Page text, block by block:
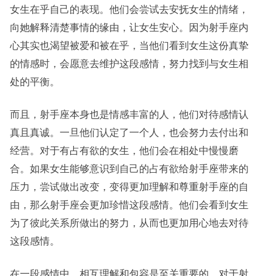
女生在乎自己的表现。他们会尝试去安抚女生的情绪，
向她解释清楚事情的缘由，让女生安心。因为射手座内
心其实也渴望被爱和被在乎，当他们看到女生这份真挚
的情感时，会愿意去维护这段感情，努力找到与女生相
处的平衡。
而且，射手座本身也是情感丰富的人，他们对待感情认
真且真诚。一旦他们认定了一个人，也会努力去付出和
经营。对于有占有欲的女生，他们会在相处中慢慢磨
合。如果女生能够意识到自己的占有欲给射手座带来的
压力，尝试做出改变，变得更加理解和尊重射手座的自
由，那么射手座会更加珍惜这段感情。他们会看到女生
为了彼此关系所做出的努力，从而也更加用心地去对待
这段感情。
在一段感情中，相互理解和包容是至关重要的。对于射